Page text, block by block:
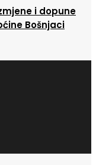
i dopune
Bošnjaci